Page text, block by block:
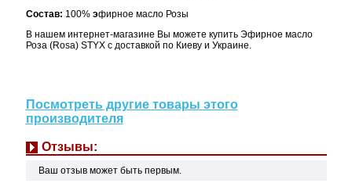
Состав: 100%эфирное масло Розы
В нашем интернет-магазине Вы можете купить Эфирное масло
Роза (Rosa) STYX с доставкой по Киеву и Украине.
Посмотреть другие товары этого
производителя
Отзывы:
Ваш отзыв может быть первым.